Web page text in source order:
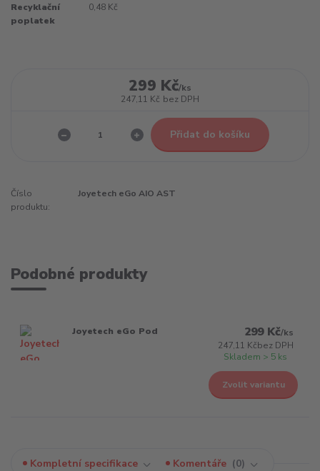
Recyklační
poplatek
0,48 Kč
299 Kč/ks
247,11 Kč bez DPH
Přidat do košíku
Číslo
produktu:
Joyetech eGo AIO AST
Podobné produkty
Joyetech eGo Pod 299 Kč/ks
247,11 Kčbez DPH
Skladem > 5 ks
Zvolit variantu
Kompletní specifikace Komentáře 0